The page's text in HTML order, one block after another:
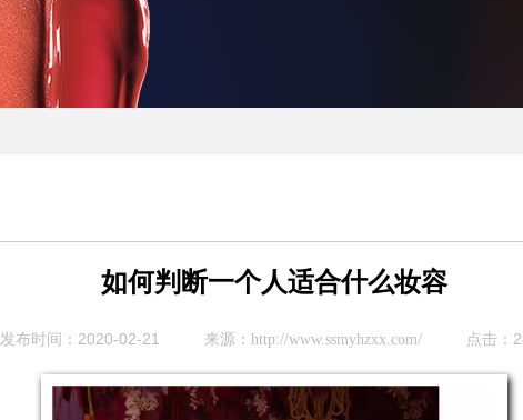
如何判断一个人适合什么妆容
发布时间：2020-02-21 来源： http://www.ssmyhzxx.com/ 点击：